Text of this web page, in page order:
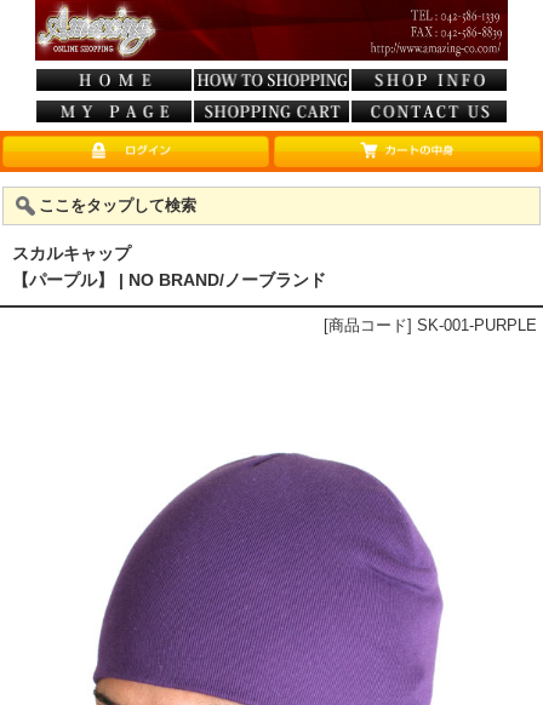
ここをタップして検索
スカルキャップ
【パープル】 | NO BRAND/ノーブランド
[商品コード] SK-001-PURPLE